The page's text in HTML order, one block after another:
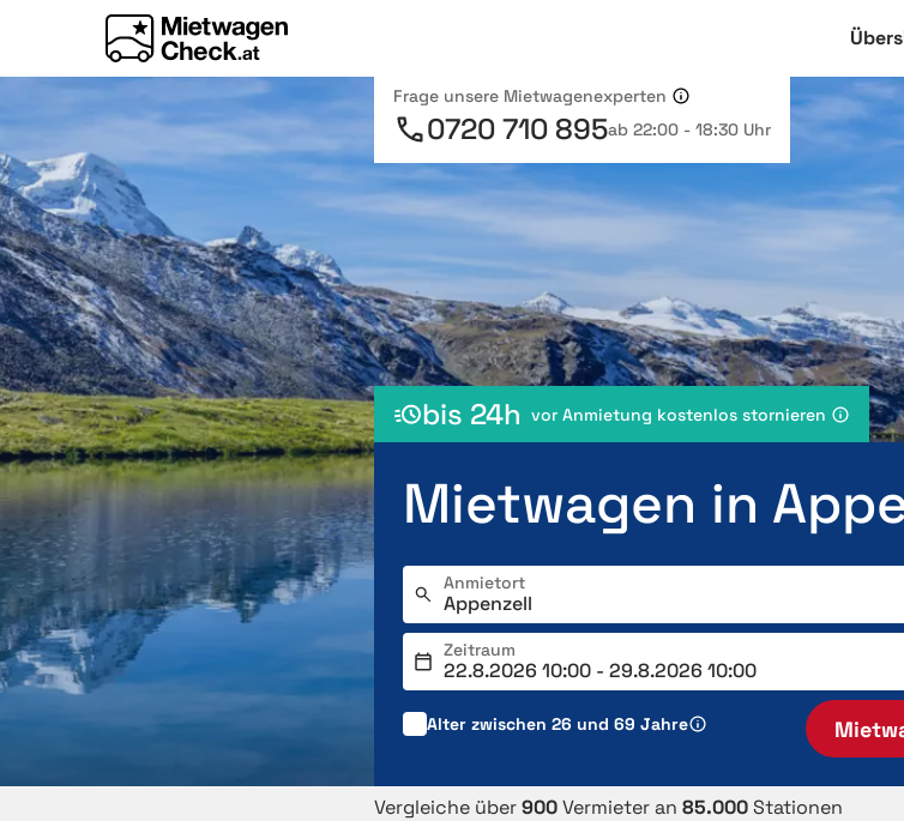
Frage unsere Mietwagenexperten
0720 710 895ab 22:00 - 18:30 Uhr
bis 24h vor Anmietung kostenlos stornieren
Mietwagen in
Anmietort
Zeitraum
Alter zwischen 26 und 69 Jahre
Vergleiche über900Vermieter an 85.000Stationen